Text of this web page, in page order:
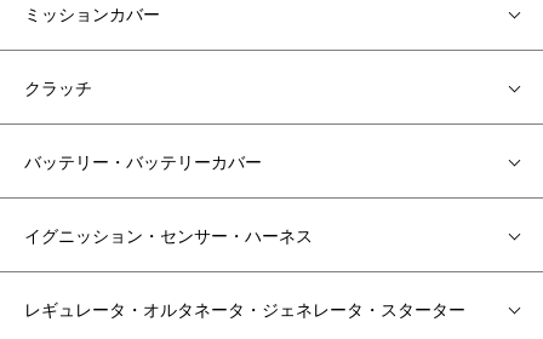
ミッションカバー
クラッチ
バッテリー・バッテリーカバー
イグニッション・センサー・ハーネス
レギュレータ・オルタネータ・ジェネレータ・スターター